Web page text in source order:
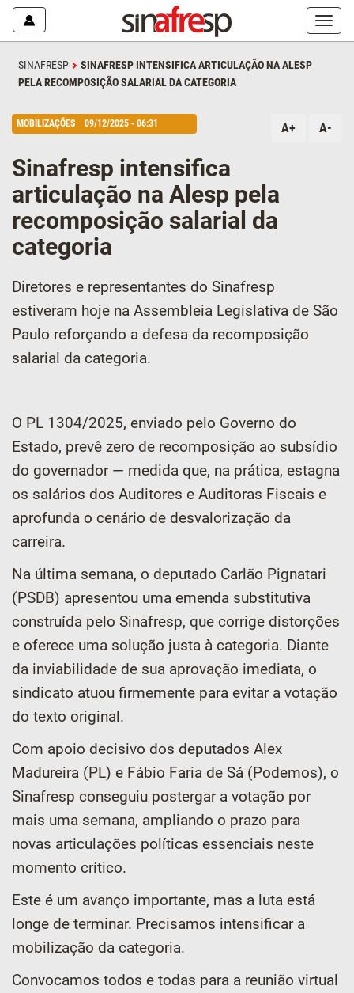
ou
SINAFRESP
SINAFRESP INTENSIFICA ARTICULAÇÃO NA ALESP
PELA RECOMPOSIÇÃO SALARIAL DA CATEGORIA
MOBILIZAÇÕES 09/12/2025 - 06:31 A+ A-
Sinafresp intensifica
articulação na Alesp pela
recomposição salarial da
categoria
Diretores e representantes do Sinafresp
estiveram hoje na Assembleia Legislativa de São
Paulo reforçando a defesa da recomposição
salarial da categoria.
O PL 1304/2025, enviado pelo Governo do
Estado, prevê zero de recomposição ao subsídio
do governador — medida que, na prática, estagna
os salários dos Auditores e Auditoras Fiscais e
aprofunda o cenário de desvalorização da
carreira.
Na última semana, o deputado Carlão Pignatari
(PSDB) apresentou uma emenda substitutiva
construída pelo Sinafresp, que corrige distorções
e oferece uma solução justa à categoria. Diante
da inviabilidade de sua aprovação imediata, o
sindicato atuou firmemente para evitar a votação
do texto original.
Com apoio decisivo dos deputados Alex
Madureira (PL) e Fábio Faria de Sá (Podemos), o
Sinafresp conseguiu postergar a votação por
mais uma semana, ampliando o prazo para
novas articulações políticas essenciais neste
momento crítico.
Este é um avanço importante, mas a luta está
longe de terminar. Precisamos intensificar a
mobilização da categoria.
Convocamos todos e todas para a reunião virtual